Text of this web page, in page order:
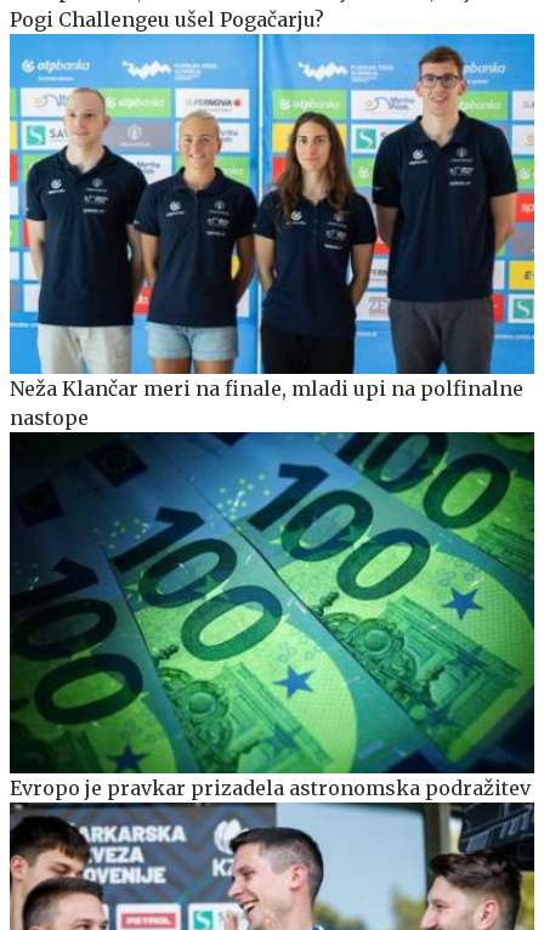
Pogi Challengeu ušel Pogačarju?
Neža Klančar meri na finale, mladi upi na polfinalne
nastope
Evropo je pravkar prizadela astronomska podražitev